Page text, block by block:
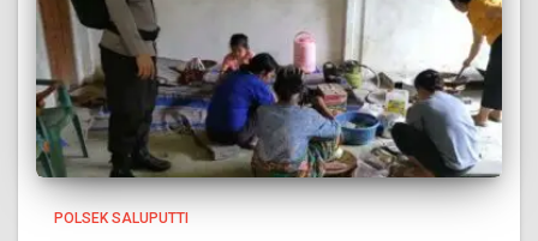
POLSEK SALUPUTTI